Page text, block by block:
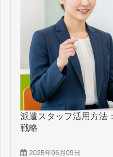
よくある
資料ダウン
会社
派遣スタッフ活用方法
戦略
2025年06月09日